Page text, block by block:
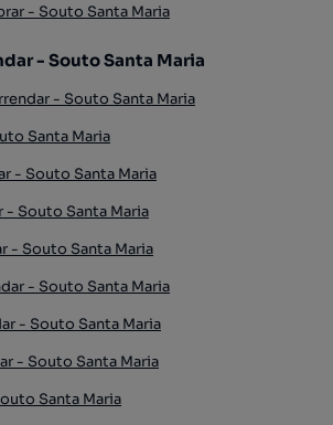
- Souto Santa Maria
- Souto Santa Maria
- Souto Santa Maria
Santa Maria
- Souto Santa Maria
- Souto Santa Maria
- Souto Santa Maria
- Souto Santa Maria
- Souto Santa Maria
- Souto Santa Maria
Santa Maria